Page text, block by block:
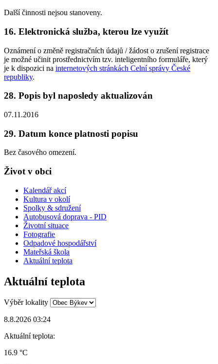
Další činnosti nejsou stanoveny.
16. Elektronická služba, kterou lze využít
Oznámení o změně registračních údajů / žádost o zrušení registrace
je možné učinit prostřednictvím tzv. inteligentního formuláře, který
je k dispozici na internetových stránkách Celní správy České
republiky.
28. Popis byl naposledy aktualizován
07.11.2016
29. Datum konce platnosti popisu
Bez časového omezení.
Život v obci
Kalendář akcí
Kultura v okolí
Spolky & sdružení
Autobusová doprava - PID
Životní situace
Fotografie
Odpadové hospodářství
Mateřská škola
Aktuální teplota
Aktuální teplota
Výběr lokality
8.8.2026 03:24
Aktuální teplota:
16.9 °C